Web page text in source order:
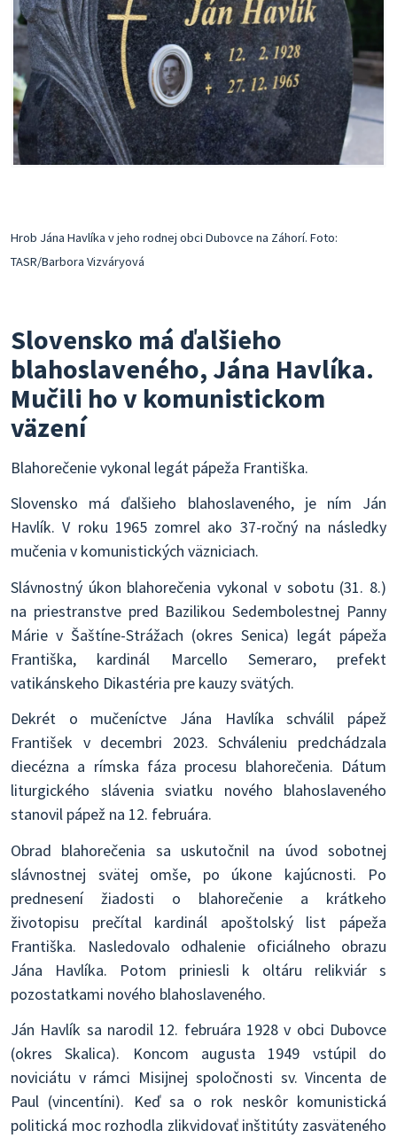
Hrob Jána Havlíka v jeho rodnej obci Dubovce na Záhorí. Foto:
TASR/Barbora Vizváryová
Slovensko má ďalšieho
blahoslaveného, Jána Havlíka.
Mučili ho v komunistickom
väzení
Blahorečenie vykonal legát pápeža Františka.
Slovensko má ďalšieho blahoslaveného, je ním Ján
Havlík. V roku 1965 zomrel ako 37-ročný na následky
mučenia v komunistických väzniciach.
Slávnostný úkon blahorečenia vykonal v sobotu (31. 8.)
na priestranstve pred Bazilikou Sedembolestnej Panny
Márie v Šaštíne-Strážach (okres Senica) legát pápeža
Františka, kardinál Marcello Semeraro, prefekt
vatikánskeho Dikastéria pre kauzy svätých.
Dekrét o mučeníctve Jána Havlíka schválil pápež
František v decembri 2023. Schváleniu predchádzala
diecézna a rímska fáza procesu blahorečenia. Dátum
liturgického slávenia sviatku nového blahoslaveného
stanovil pápež na 12. februára.
Obrad blahorečenia sa uskutočnil na úvod sobotnej
slávnostnej svätej omše, po úkone kajúcnosti. Po
prednesení žiadosti o blahorečenie a krátkeho
životopisu prečítal kardinál apoštolský list pápeža
Františka. Nasledovalo odhalenie oficiálneho obrazu
Jána Havlíka. Potom priniesli k oltáru relikviár s
pozostatkami nového blahoslaveného.
Ján Havlík sa narodil 12. februára 1928 v obci Dubovce
(okres Skalica). Koncom augusta 1949 vstúpil do
noviciátu v rámci Misijnej spoločnosti sv. Vincenta de
Paul (vincentíni). Keď sa o rok neskôr komunistická
politická moc rozhodla zlikvidovať inštitúty zasväteného